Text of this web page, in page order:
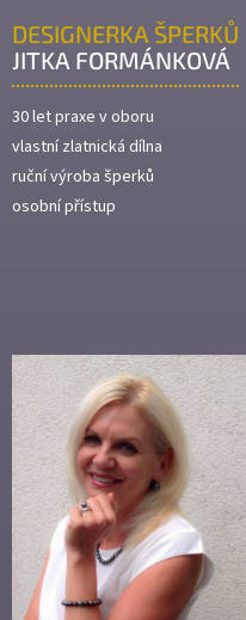
DESIGNERKA ŠPERKŮ
JITKA FORMÁNKOVÁ
30 let praxe v oboru
vlastní zlatnická dílna
ruční výroba šperků
osobní přístup